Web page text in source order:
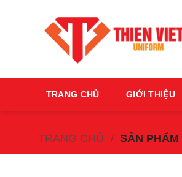
TRANG CHỦ GIỚI THIỆU
TRANG CHỦ / SẢN